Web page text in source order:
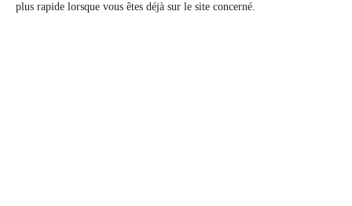
plus rapide lorsque vous êtes déjà sur le site concerné.